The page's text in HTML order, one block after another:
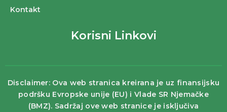
Kontakt
Korisni Linkovi
Disclaimer: Ova web stranica kreirana je uz finansijsku
podršku Evropske unije (EU) i Vlade SR Njemačke
(BMZ). Sadržaj ove web stranice je isključiva